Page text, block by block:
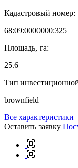
Кадастровый номер:
68:09:0000000:325
Площадь, га:
25.6
Тип
brownfield
Все характеристики
Оставить заявку